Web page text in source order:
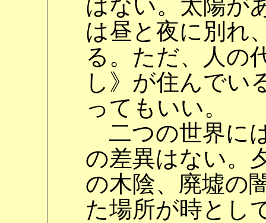
はない。太陽が
は昼と夜に別れ
る。ただ、人の
し》が住んでい
ってもいい。
二つの世界に
の差異はない。
の木陰、廃墟
た場所が時とし